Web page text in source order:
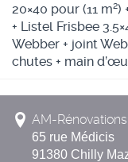
20×40 pour (11 m²)
+ Listel Frisbee
Webber + joint
chutes + main
AM-Rénovations
65 rue Médicis
91380 Chilly